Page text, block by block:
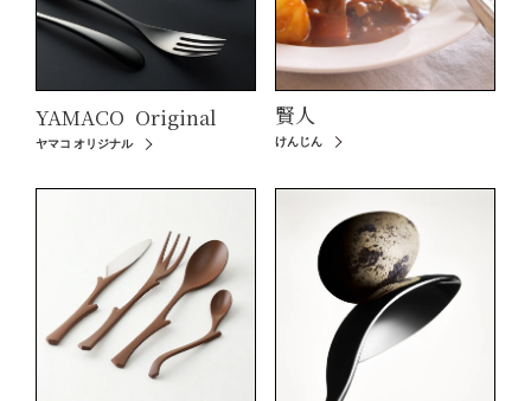
YAMACO Original
ヤマコ オリジナル
賢人
けんじん